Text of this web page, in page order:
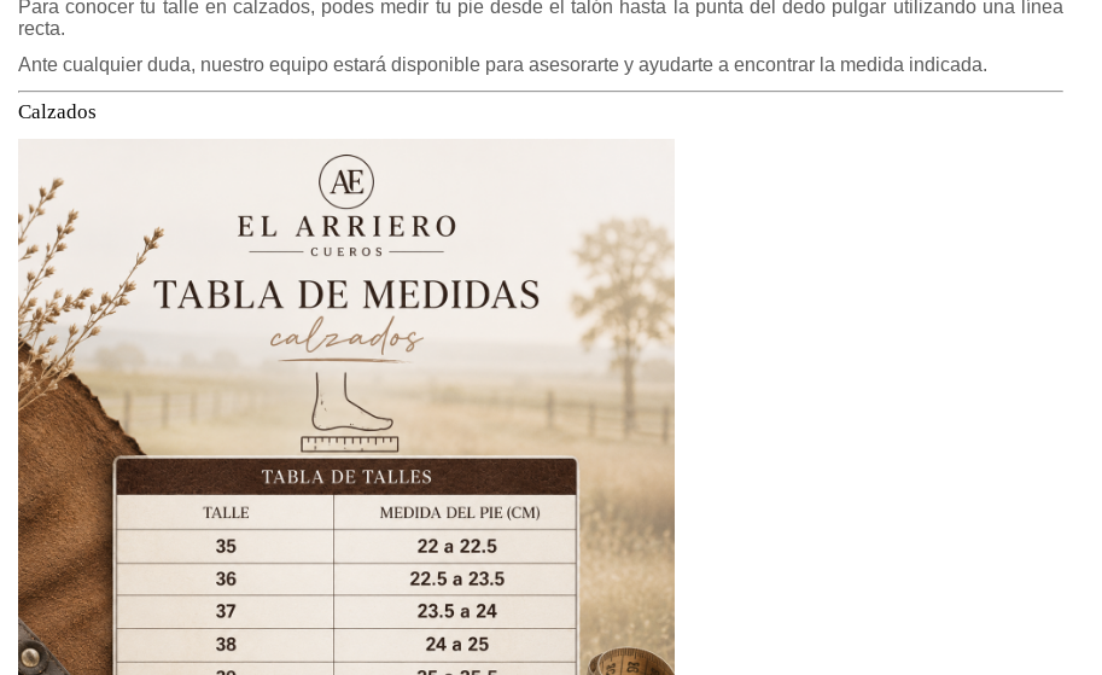
Para conocer tu talle en calzados, podes medir tu pie desde el talón hasta la punta del dedo pulgar utilizando una línea
recta.
Ante cualquier duda, nuestro equipo estará disponible para asesorarte y ayudarte a encontrar la medida indicada.
Calzados